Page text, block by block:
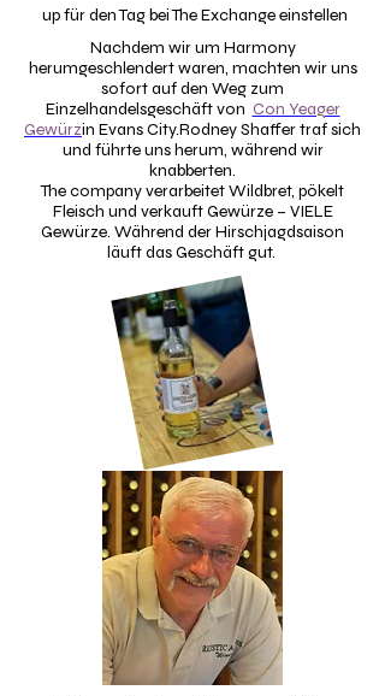
up für den Tag bei The Exchange einstellen
Nachdem wir um Harmony
herumgeschlendert waren, machten wir uns
sofort auf den Weg zum
Einzelhandelsgeschäft von Con Yeager
Gewürzin Evans City.Rodney Shaffer traf sich
und führte uns herum, während wir
knabberten.
The company verarbeitet Wildbret, pökelt
Fleisch und verkauft Gewürze – VIELE
Gewürze. Während der Hirschjagdsaison
läuft das Geschäft gut.